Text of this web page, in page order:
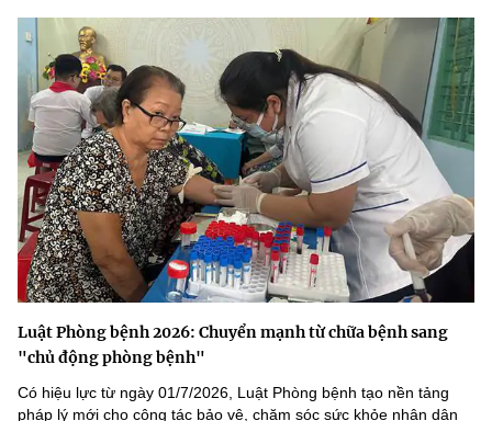
Luật Phòng bệnh 2026: Chuyển mạnh từ chữa bệnh sang
"chủ động phòng bệnh"
Có hiệu lực từ ngày 01/7/2026, Luật Phòng bệnh tạo nền tảng
pháp lý mới cho công tác bảo vệ, chăm sóc sức khỏe nhân dân